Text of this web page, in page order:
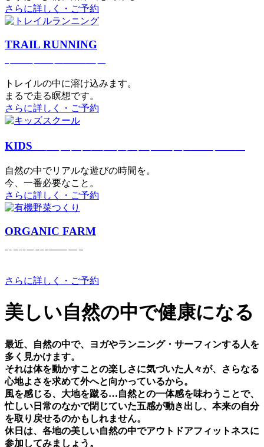
さらに詳しく・ご予約
TRAIL RUNNING
トレイルの中に溶け込みます。
まるで⾛る瞑想です。
さらに詳しく・ご予約
KIDS
⾃然の中でリアルな遊びの時間を。
今、⼀番必要なこと。
さらに詳しく・ご予約
ORGANIC FARM
さらに詳しく・ご予約
美しい⾃然の中で健康になる
最近、⾃然の中で、ヨガやランニング・サーフィンする⼈を
多く⾒かけます。
それは体を動かすことの楽しさに気づいた⼈々が、さらなる
⼼地よさを求めて外へと向かっているから。
⾵を感じる、⼤地を蹴る…⾃然との⼀体感を味わうことで、
忙しい⽇常のなかで閉じていた五感が動き出し、本来の⾃分
を取り戻せるのかもしれません。
休⽇は、各地の美しい⾃然の中でアウトドアフィットネスに
参加してみましょう。